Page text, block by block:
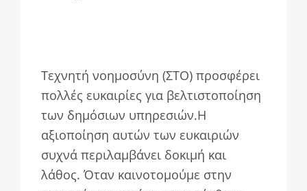
Τεχνητή νοημοσύνη (ΣΤΟ) προσφέρει
πολλές ευκαιρίες για βελτιστοποίηση
των δημόσιων υπηρεσιών.Η
αξιοποίηση αυτών των ευκαιριών
συχνά περιλαμβάνει δοκιμή και
λάθος. Όταν καινοτομούμε στην